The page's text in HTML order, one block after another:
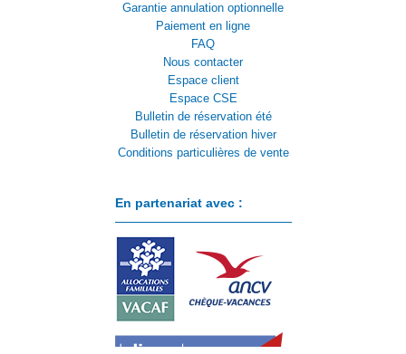
Garantie annulation optionnelle
Paiement en ligne
FAQ
Nous contacter
Espace client
Espace CSE
Bulletin de réservation été
Bulletin de réservation hiver
Conditions particulières de vente
En partenariat avec :